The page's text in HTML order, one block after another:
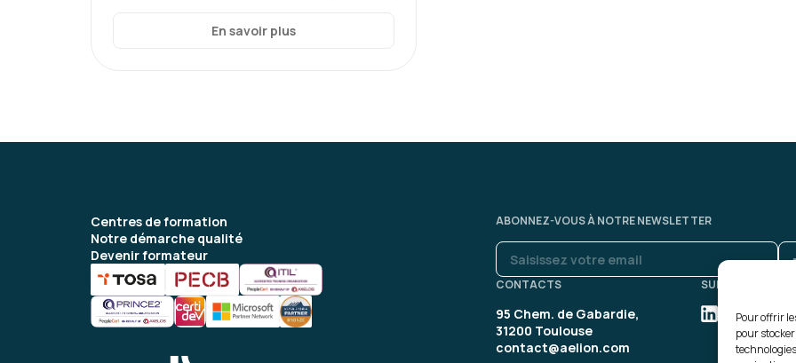
Pour offrir
pour
Accueil bienveillant et
Formateur pédagogique
En savoir plus
Centres de formation
Notre démarche qualité
Devenir formateur
ABONNEZ-VOUS À NOTRE NEWSLETTER
CONTACTS
95 Chem. de Gabardie,
31200 Toulouse
contact@aelion.com
SUIVEZ-NOUS